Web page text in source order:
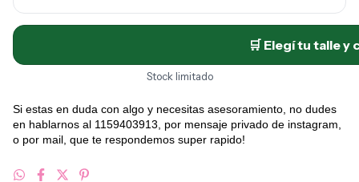
🛒 Elegí tu talle y
Stock limitado
Si estas en duda con algo y necesitas asesoramiento, no dudes
en hablarnos al 1159403913, por mensaje privado de instagram,
o por mail, que te respondemos super rapido!